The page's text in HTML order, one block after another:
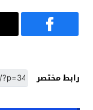
رابط مختصر